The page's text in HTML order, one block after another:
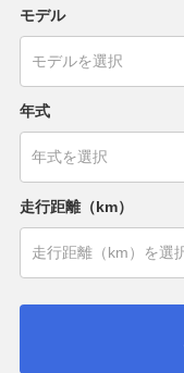
モデル
年式
走行距離（km）